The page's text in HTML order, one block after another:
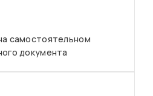
самостоятельном
документа